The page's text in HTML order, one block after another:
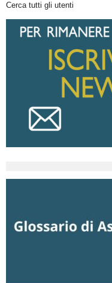
Cerca tutti gli utenti